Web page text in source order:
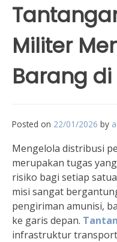
Militer
Barang
Posted on 22/01/2026 by
Mengelola distribusi
merupakan tugas
risiko bagi setiap
misi sangat
pengiriman amunisi,
ke garis depan.
infrastruktur